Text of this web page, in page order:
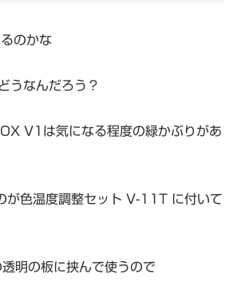
のかな
なんだろう？
V1は気になる程度の緑かぶりがあ
が色温度調整セット V-11T に付いて
明の板に挟んで使うので